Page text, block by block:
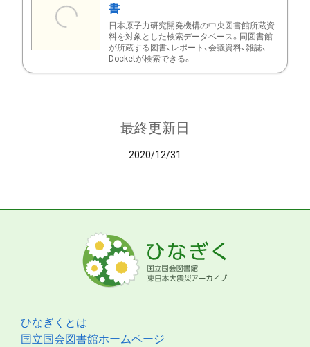
書
日本原子力研究開発機構の中央図書館所蔵資
料を対象とした検索データベース。同図書館
が所蔵する図書、レポート、会議資料、雑誌、
Docketが検索できる。
最終更新日
2020/12/31
ひなぎくとは
国立国会図書館ホームページ